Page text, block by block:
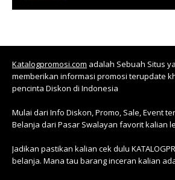
Katalogpromosi.com adalah Sebuah Situs
memberikan informasi promosi terupdate
pencinta Diskon di Indonesia
Mulai dari Info Diskon, Promo, Sale, Event
Belanja dari Pasar Swalayan favorit kalian
Jadikan pastikan kalian cek dulu
belanja. Mana tau barang inceran kalian